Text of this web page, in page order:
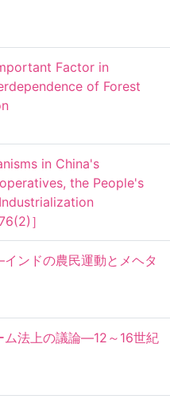
Factor in
of Forest
in China's
the People's
］
ンドの農民運動とメヘタ
ム法上の議論―12～16世紀